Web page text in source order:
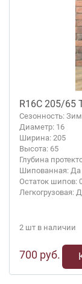
R16C 205/65
Сезонность:
Диаметр: 16
Ширина: 205
Высота: 65
Глубина
Шипованная: Да
Остаток шипов:
Легкогрузовая:
2 шт в наличии
700 руб.